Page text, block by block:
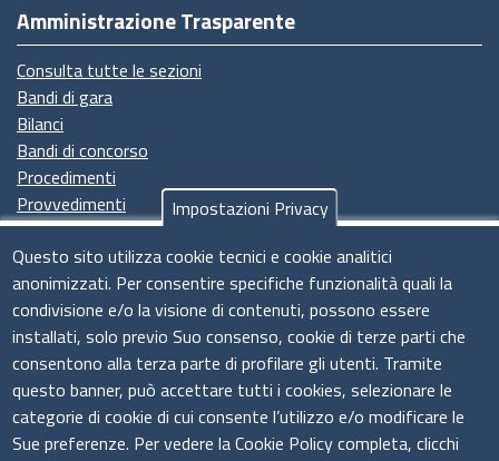
Amministrazione Trasparente
Consulta tutte le sezioni
Bandi di gara
Bilanci
Bandi di concorso
Procedimenti
Provvedimenti
Seguici su
Il sistema camerale
Impostazioni Privacy
Questo sito utilizza cookie tecnici e cookie analitici
anonimizzati. Per consentire specifiche funzionalità quali la
condivisione e/o la visione di contenuti, possono essere
installati, solo previo Suo consenso, cookie di terze parti che
consentono alla terza parte di profilare gli utenti. Tramite
questo banner, può accettare tutti i cookies, selezionare le
categorie di cookie di cui consente l’utilizzo e/o modificare le
Sue preferenze. Per vedere la Cookie Policy completa, clicchi